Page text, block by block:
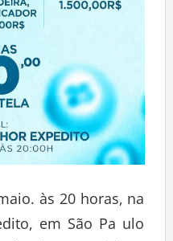
às 20 horas, na
em São Pa ulo